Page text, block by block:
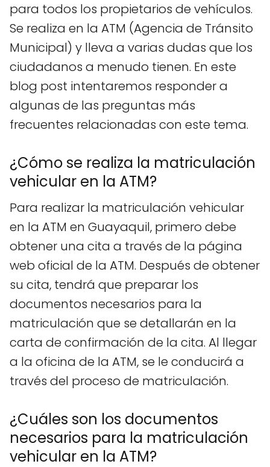
para todos los propietarios de vehículos.
Se realiza en la ATM (Agencia de Tránsito
Municipal) y lleva a varias dudas que los
ciudadanos a menudo tienen. En este
blog post intentaremos responder a
algunas de las preguntas más
frecuentes relacionadas con este tema.
¿Cómo se realiza la matriculación
vehicular en la ATM?
Para realizar la matriculación vehicular
en la ATM en Guayaquil, primero debe
obtener una cita a través de la página
web oficial de la ATM. Después de obtener
su cita, tendrá que preparar los
documentos necesarios para la
matriculación que se detallarán en la
carta de confirmación de la cita. Al llegar
a la oficina de la ATM, se le conducirá a
través del proceso de matriculación.
¿Cuáles son los documentos
necesarios para la matriculación
vehicular en la ATM?